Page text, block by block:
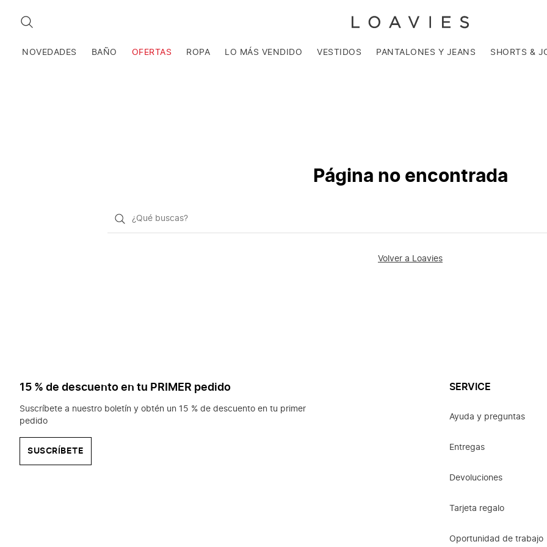
BUSCAR
NOVEDADES BAÑO OFERTAS ROPA LO MÁS VENDIDO VESTIDOS PANTALONES Y JEANS SHORTS &
Página no encontrada
¿Qué
Volver a Loavies
15 % de descuento en tu PRIMER pedido
Suscríbete a nuestro boletín y obtén un 15 % de descuento en tu primer
pedido
SUSCRÍBETE
SERVICE
Ayuda y preguntas
Entregas
Devoluciones
Tarjeta regalo
Oportunidad de trabajo